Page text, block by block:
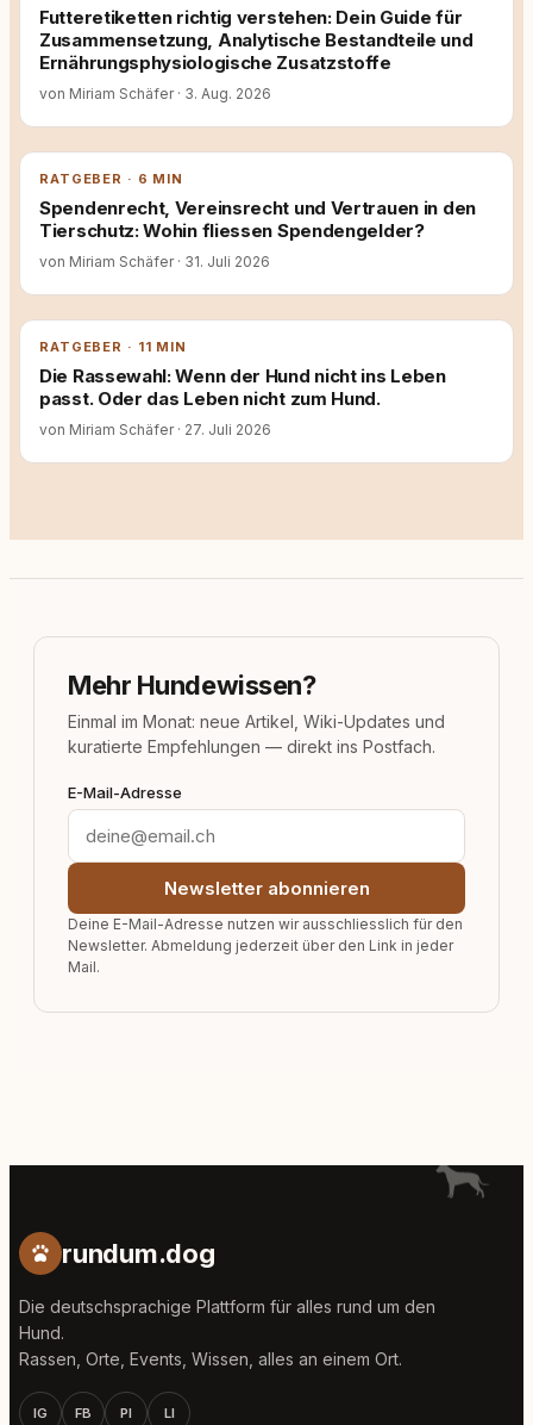
Futteretiketten richtig verstehen: Dein Guide für
Zusammensetzung, Analytische Bestandteile und
Ernährungsphysiologische Zusatzstoffe
von Miriam Schäfer · 3. Aug. 2026
RATGEBER · 6 MIN
Spendenrecht, Vereinsrecht und Vertrauen in den
Tierschutz: Wohin fliessen Spendengelder?
von Miriam Schäfer · 31. Juli 2026
RATGEBER · 11 MIN
Die Rassewahl: Wenn der Hund nicht ins Leben
passt. Oder das Leben nicht zum Hund.
von Miriam Schäfer · 27. Juli 2026
Mehr Hundewissen?
Einmal im Monat: neue Artikel, Wiki-Updates und
kuratierte Empfehlungen — direkt ins Postfach.
E-Mail-Adresse
Newsletter abonnieren
Deine E-Mail-Adresse nutzen wir ausschliesslich für den
Newsletter. Abmeldung jederzeit über den Link in jeder
Mail.
rundum.dog
Die deutschsprachige Plattform für alles rund um den
Hund.
Rassen, Orte, Events, Wissen, alles an einem Ort.
IG FB PI LI